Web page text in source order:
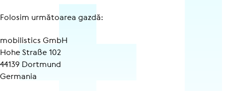
Folosim următoarea gazdă:
mobilistics GmbH
Hohe Straße 102
44139 Dortmund
Germania